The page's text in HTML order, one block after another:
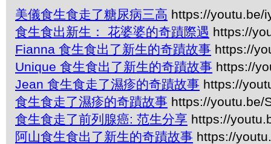
美儀食生食走了糖尿病三高 https://youtu.be/
食生食出新生： 花婆婆的奇蹟際遇 https://
Fianna 食生食出了新生的奇蹟故事 https://
Unique 食生食出了新生的奇蹟故事 https://
Jean 食生食走了濕疹的奇蹟故事 https://
食生食走了濕疹的奇蹟故事 https://youtu.be/
食生食走了前列腺癌: 范生分享 https://
阿山食生食出了新生的奇蹟故事 https://